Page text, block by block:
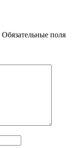
Обязательные поля